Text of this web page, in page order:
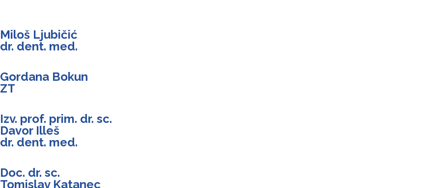
Miloš Ljubičić
dr. dent. med.
Gordana Bokun
ZT
Izv. prof. prim. dr. sc.
Davor Illeš
dr. dent. med.
Doc. dr. sc.
Tomislav Katanec